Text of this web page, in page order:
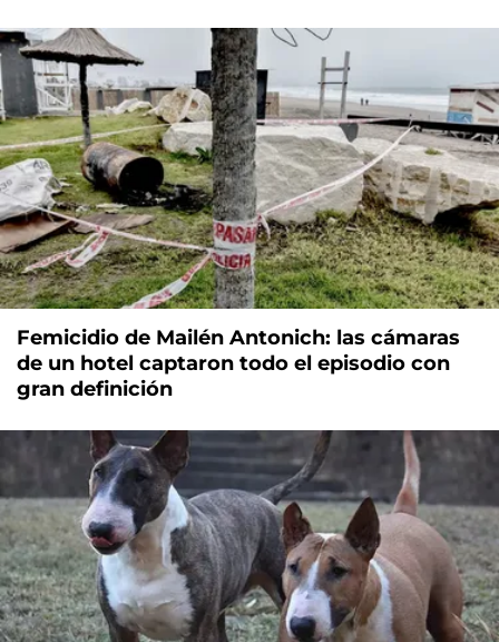
Femicidio de Mailén Antonich: las cámaras
de un hotel captaron todo el episodio con
gran definición